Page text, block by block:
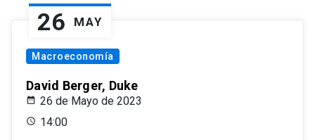
26 MAY
Macroeconomía
David Berger, Duke
26 de Mayo de 2023
14:00